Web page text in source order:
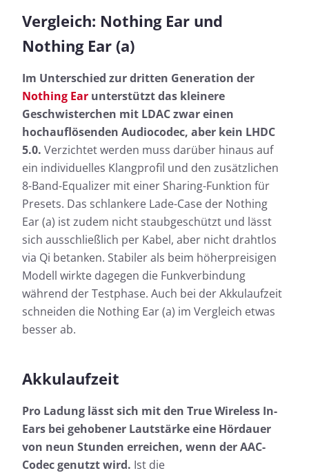
Vergleich: Nothing Ear und
Nothing Ear (a)
Im Unterschied zur dritten Generation der
Nothing Ear unterstützt das kleinere
Geschwisterchen mit LDAC zwar einen
hochauflösenden Audiocodec, aber kein LHDC
5.0. Verzichtet werden muss darüber hinaus auf
ein individuelles Klangprofil und den zusätzlichen
8-Band-Equalizer mit einer Sharing-Funktion für
Presets. Das schlankere Lade-Case der Nothing
Ear (a) ist zudem nicht staubgeschützt und lässt
sich ausschließlich per Kabel, aber nicht drahtlos
via Qi betanken. Stabiler als beim höherpreisigen
Modell wirkte dagegen die Funkverbindung
während der Testphase. Auch bei der Akkulaufzeit
schneiden die Nothing Ear (a) im Vergleich etwas
besser ab.
Akkulaufzeit
Pro Ladung lässt sich mit den True Wireless In-
Ears bei gehobener Lautstärke eine Hördauer
von neun Stunden erreichen, wenn der AAC-
Codec genutzt wird. Ist die